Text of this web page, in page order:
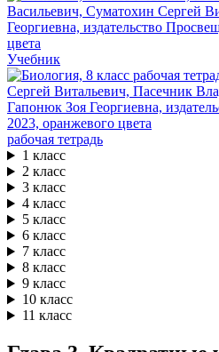
Учебник
рабочая тетрадь
1 класс
2 класс
3 класс
4 класс
5 класс
6 класс
7 класс
8 класс
9 класс
10 класс
11 класс